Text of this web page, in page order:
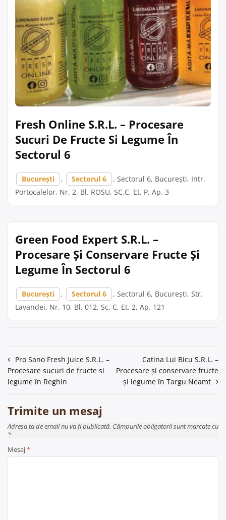
Fresh Online S.R.L. – Procesare
Sucuri De Fructe Si Legume În
Sectorul 6
București , Sectorul 6
, Sectorul 6, București, Intr.
Portocalelor, Nr. 2, Bl. ROSU, SC.C, Et. P, Ap. 3
Green Food Expert S.R.L. –
Procesare Și Conservare Fructe Și
Legume În Sectorul 6
București , Sectorul 6
, Sectorul 6, București, Str.
Lavandei, Nr. 10, Bl. 012, Sc. C, Et. 2, Ap. 121
Navigare
în
Pro Sano Fresh Juice S.R.L. –
Procesare sucuri de fructe si
legume în Reghin
Catina Lui Bicu S.R.L. –
Procesare și conservare fructe
și legume în Targu Neamt
Trimite un mesaj
Adresa ta de email nu va fi publicată. Câmpurile obligatorii sunt marcate cu
*
Mesaj*